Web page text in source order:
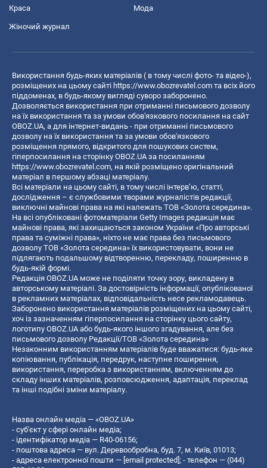
Краса Мода
Жіночий журнал
Використання будь-яких матеріалів ( в тому числі фото- та відео-),
розміщених на цьому сайті https://www.obozrevatel.com та всіх його
піддоменах, в будь-якому вигляді суворо заборонено.
Дозволяється використання при отриманні письмового дозволу
на їх використання та за умови обов'язкового посилання на сайт
OBOZ.UA, а для інтернет-видань - при отриманні письмового
дозволу на їх використання та за умови обов'язкового
розміщення прямого, відкритого для пошукових систем,
гіперпосилання на сторінку OBOZ.UA за посиланням
https://www.obozrevatel.com, на якій розміщено оригінальний
матеріал в першому абзаці матеріалу.
Всі матеріали на цьому сайті, в тому числі інтерв’ю, статті,
дослідження – є службовими творами журналістів редакції,
виключні майнові права на які належать ТОВ «Золота середина».
На всі опубліковані фотоматеріали Getty Images редакція має
майнові права, які захищаються законом України «Про авторські
права та суміжні права», ніхто не має права без письмового
дозволу ТОВ «Золота середина» їх використовувати, вони не
підлягають подальшому відтворенню, перекладу, поширенню в
будь-якій формі.
Редакція OBOZ.UA може не поділяти точку зору, викладену в
авторському матеріалі. За достовірність інформації, опублікованої
в рекламних матеріалах, відповідальність несе рекламодавець.
Заборонено використання матеріалів розміщених на цьому сайті,
хоч із зазначенням гіперпосилання на сторінку цього сайту,
логотипу OBOZ.UA або будь-якого іншого згадування, але без
письмового дозволу Редакції/ТОВ «Золота середина»
Незаконним використанням матеріалів буде вважатися: будь-яке
копiювання, публiкацiя, передрук, наступне поширення,
використання, переробка з використанням, включенням до
складу інших матеріалів, розповсюдження, адаптація, переклад
та інші подібні зміни матеріалу.
Назва онлайн медіа — «OBOZ.UA»
- суб'єкт у сфері онлайн медіа;
- ідентифікатор медіа — R40-06156;
- поштова адреса — вул. Деревообробна, буд. 7, м. Київ, 01013;
- адреса електронної пошти — [email protected] ; - телефон — (044)